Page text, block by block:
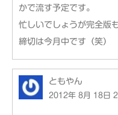
かで流す予定です。
忙しいでしょうが完全版
締切は今月中です（笑）
ともやん
2012年 8月 18日